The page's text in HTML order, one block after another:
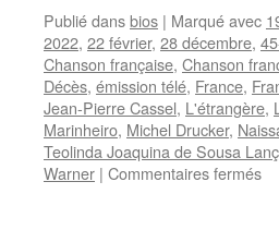
Publié dansbios | Marqué avec
2022, 22 février, 28 décembre,
Chanson française, Chanson
Décès, émission télé, France,
Jean-Pierre Cassel, L'étrangère,
Marinheiro, Michel Drucker,
Teolinda Joaquina de Sousa
Warner | Commentaires ferméssur